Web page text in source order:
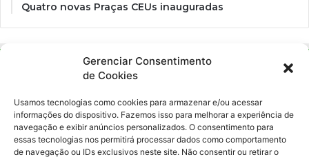
Gerenciar Consentimento
de Cookies
Usamos tecnologias como cookies para armazenar e/ou acessar
informações do dispositivo. Fazemos isso para melhorar a experiência de
navegação e exibir anúncios personalizados. O consentimento para
essas tecnologias nos permitirá processar dados como comportamento
de navegação ou IDs exclusivos neste site. Não consentir ou retirar o
Quatro novas Praças CEUs inauguradas
Ockara é uma plataforma multicultural e criativa. Nossa proposta é